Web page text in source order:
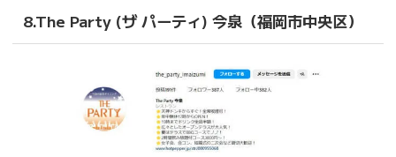
8.The Party (ザ パーティ) 今泉（福岡市中央区）